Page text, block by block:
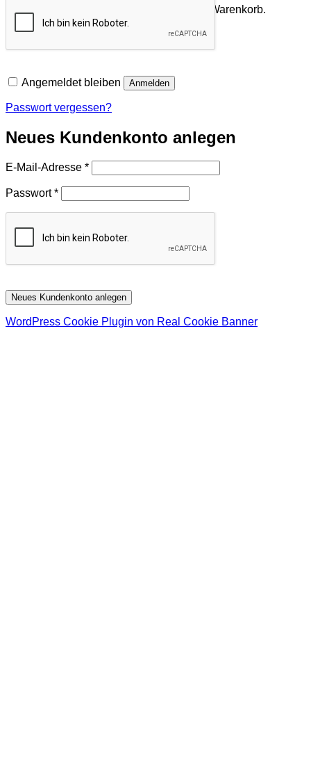
Es befinden sich keine Produkte im Warenkorb.
Zurück zum Shop
Angemeldet bleiben Anmelden
Passwort vergessen?
Neues Kundenkonto anlegen
E-Mail-Adresse *Erforderlich
Passwort*Erforderlich
Neues Kundenkonto anlegen
WordPress Cookie Plugin von Real Cookie Banner